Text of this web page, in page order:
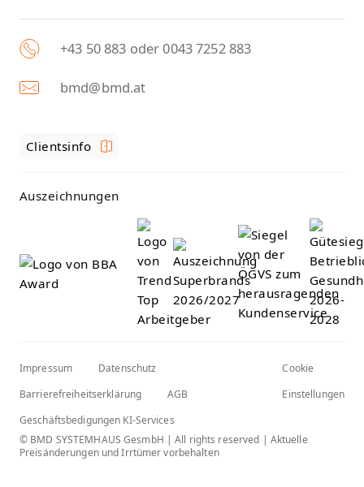
+43 50 883 oder 0043 7252 883
bmd@bmd.at
Clientsinfo
Auszeichnungen
Impressum
Datenschutz
Barrierefreiheitserklärung
AGB
Geschäftsbedigungen KI-Services
Cookie
Einstellungen
© BMD SYSTEMHAUS GesmbH | All rights reserved | Aktuelle
Preisänderungen und Irrtümer vorbehalten